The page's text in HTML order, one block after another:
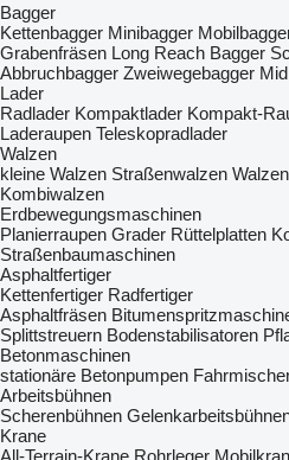
Bagger
Kettenbagger Minibagger
Grabenfräsen Long Reach Bagger
Abbruchbagger Zweiwegebagger
Lader
Radlader Kompaktlader Kompakt-
Laderaupen Teleskopradlader
Walzen
kleine Walzen Straßenwalzen
Kombiwalzen
Erdbewegungsmaschinen
Planierraupen Grader Rüttelplatten
Straßenbaumaschinen
Asphaltfertiger
Kettenfertiger Radfertiger
Asphaltfräsen
Splittstreuern Bodenstabilisatoren
Betonmaschinen
stationäre Betonpumpen
Arbeitsbühnen
Scherenbühnen
Krane
All-Terrain-Krane Rohrleger